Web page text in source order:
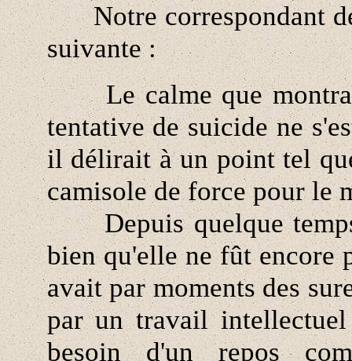
Notre correspondant de
suivante :
Le calme que montrait
tentative de suicide ne
il délirait à un point tel
camisole de force pour le
Depuis quelque temps
bien qu'elle ne fût encore
avait par moments des
par un travail intellectuel
besoin d'un repos